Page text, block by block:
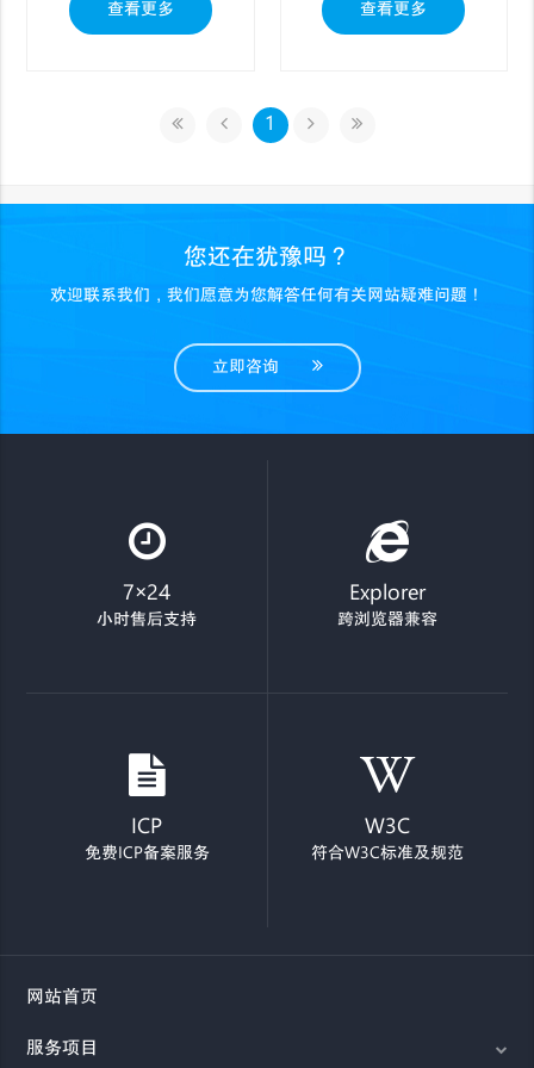
查看更多 查看更多
1
您还在犹豫吗？
欢迎联系我们，我们愿意为您解答任何有关网站疑难问题！
立即咨询
7×24
小时售后支持
Explorer
跨浏览器兼容
ICP
免费ICP备案服务
W3C
符合W3C标准及规范
网站首页
服务项目